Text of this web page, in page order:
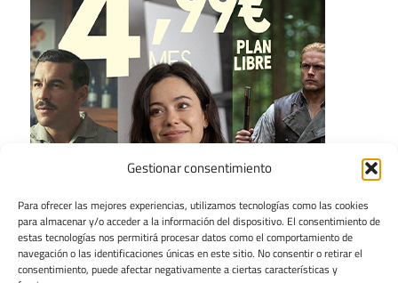
Gestionar consentimiento
Para ofrecer las mejores experiencias, utilizamos tecnologías como las cookies
para almacenar y/o acceder a la información del dispositivo. El consentimiento de
estas tecnologías nos permitirá procesar datos como el comportamiento de
navegación o las identificaciones únicas en este sitio. No consentir o retirar el
consentimiento, puede afectar negativamente a ciertas características y